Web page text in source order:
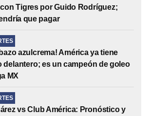
Tigres por Guido Rodríguez;
que pagar
azulcrema! América ya tiene
delantero; es un campeón de goleo
MX
vs Club América: Pronóstico y